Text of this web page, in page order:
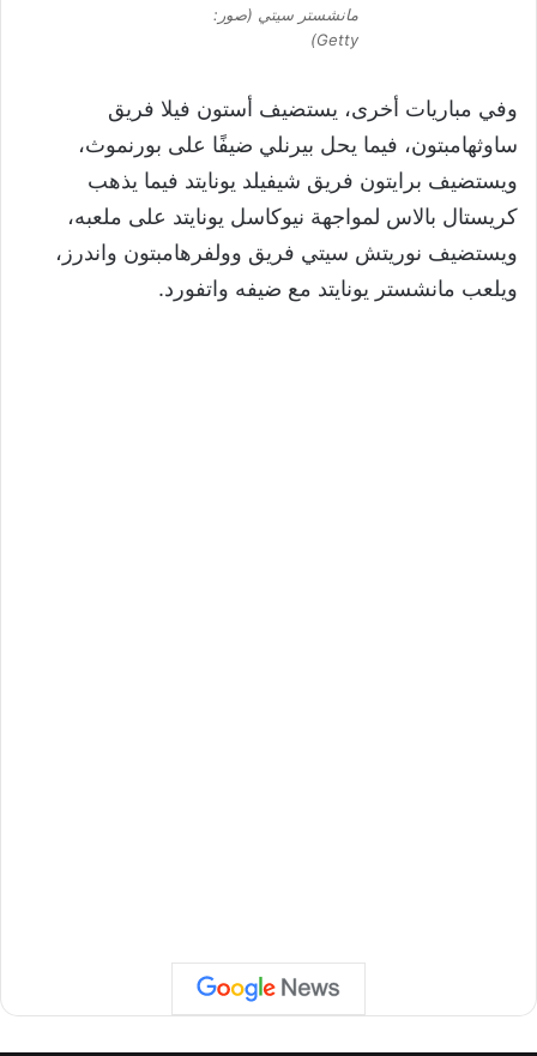
مانشستر سيتي (صور:
Getty)
وفي مباريات أخرى، يستضيف أستون فيلا فريق
ساوثهامبتون، فيما يحل بيرنلي ضيفًا على بورنموث،
ويستضيف برايتون فريق شيفيلد يونايتد فيما يذهب
كريستال بالاس لمواجهة نيوكاسل يونايتد على ملعبه،
ويستضيف نوريتش سيتي فريق وولفرهامبتون واندرز،
ويلعب مانشستر يونايتد مع ضيفه واتفورد.